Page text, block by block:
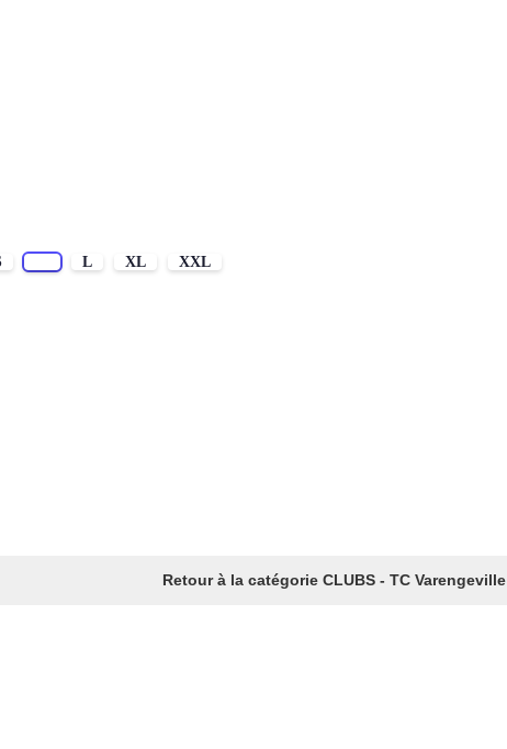
L XL
XXL
Retour à la catégorie CLUBS - TC Varengeville